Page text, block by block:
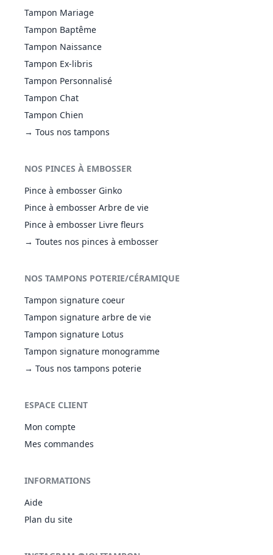
Tampon Mariage
Tampon Baptême
Tampon Naissance
Tampon Ex-libris
Tampon Personnalisé
Tampon Chat
Tampon Chien
→ Tous nos tampons
NOS PINCES À EMBOSSER
Pince à embosser Ginko
Pince à embosser Arbre de vie
Pince à embosser Livre fleurs
→ Toutes nos pinces à embosser
NOS TAMPONS POTERIE/CÉRAMIQUE
Tampon signature coeur
Tampon signature arbre de vie
Tampon signature Lotus
Tampon signature monogramme
→ Tous nos tampons poterie
ESPACE CLIENT
Mon compte
Mes commandes
INFORMATIONS
Aide
Plan du site